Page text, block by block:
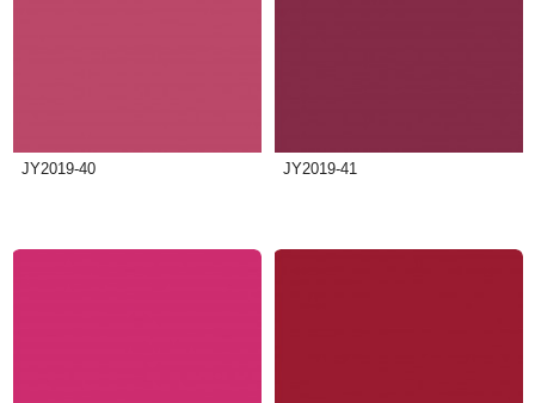
JY2019-40 JY2019-41